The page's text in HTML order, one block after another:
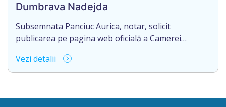
Eliberarea certificatului de moștenitor este […]
Dumbrava Nadejda
Subsemnata Panciuc Aurica, notar, solicit
publicarea pe pagina web oficială a Camerei
deschiderea procedurii succesorale cu următorul
conținut: Informație privind deschiderea procedurii
biroului la adresa: R.Moldova, or.Sîngerei,
Vezi detalii